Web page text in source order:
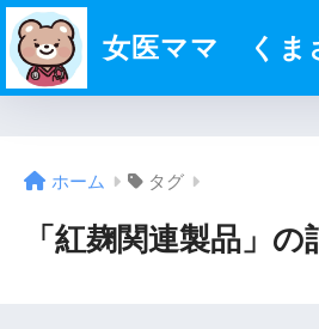
女医ママ くま
ホーム タグ
「紅麹関連製品」の